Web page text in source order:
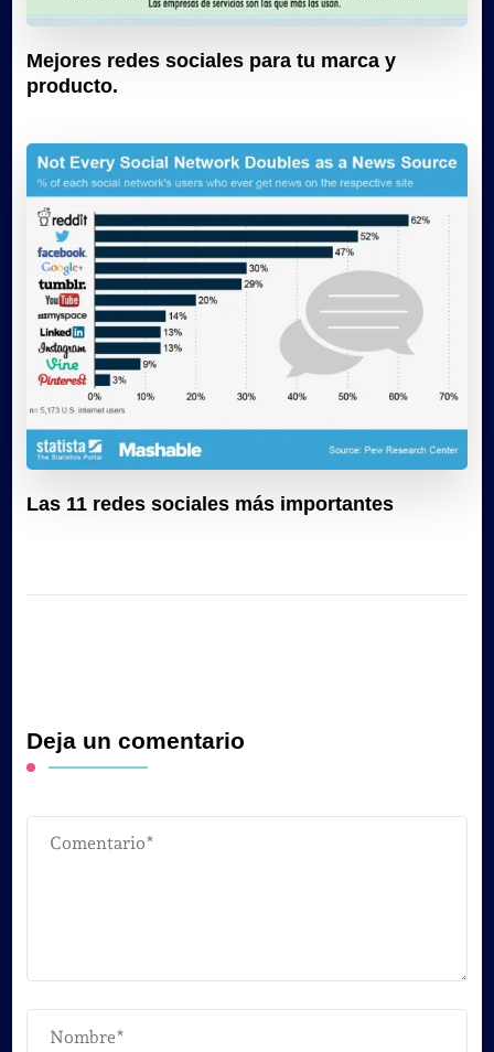
Mejores redes sociales para tu marca y
producto.
Las 11 redes sociales más importantes
Deja un comentario